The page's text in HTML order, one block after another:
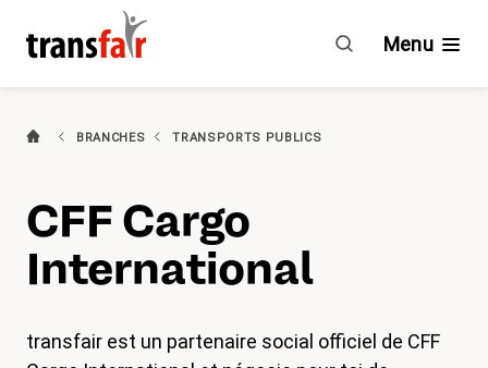
Cargo
Branches(actif)
Engagement
À propos de transfair
Avantages
Menu
BRANCHES TRANSPORTS PUBLICS
CFF Cargo
International
transfair est un partenaire social officiel de CFF